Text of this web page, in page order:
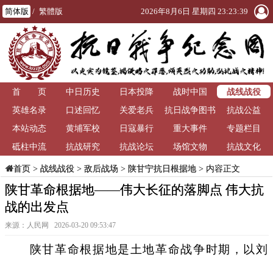
简体版 / 繁體版 2026年8月6日 星期四 23:23:40
首 页 中日历史 日本投降 战时中国
战线战役
英雄名录
口述回忆 关爱老兵
抗日战争图书
馆
抗战公益
本站动态
黄埔军校 日寇暴行 重大事件
专题栏目
砥柱中流
抗战研究 抗战论坛 场馆文物 抗战文化
首页> 战线战役> 敌后战场 > 陕甘宁抗日根据地> 内容正文
陕甘革命根据地——伟大长征的落脚点 伟大抗
战的出发点
来源：人民网 2026-03-20 09:53:47
陕甘革命根据地是土地革命战争时期，以刘